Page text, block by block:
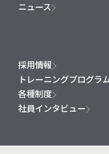
ニュース
採用情報
トレーニングプログラ
各種制度
社員インタビュー